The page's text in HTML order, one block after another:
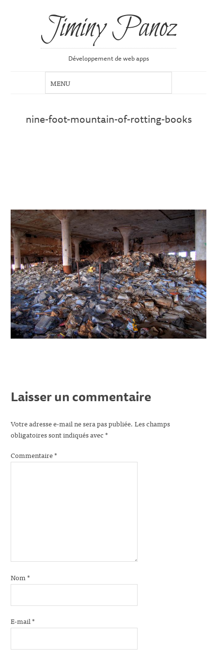
Jiminy Panoz
Développement de web apps
nine-foot-mountain-of-rotting-books
Laisser un commentaire
Votre adresse e-mail ne sera pas publiée. Les champs
obligatoires sont indiqués avec*
Commentaire*
Nom*
E-mail*